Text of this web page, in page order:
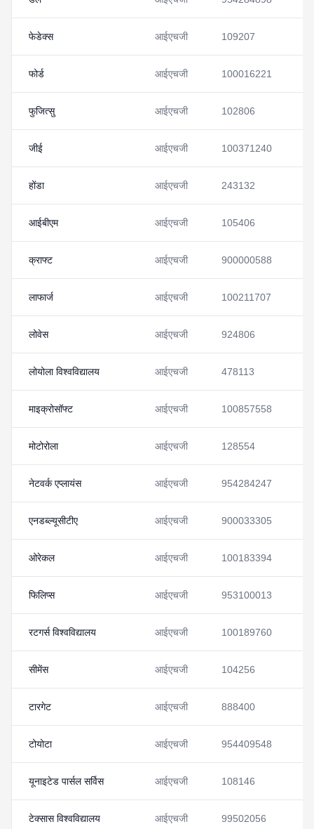
फेडेक्स आईएचजी 109207
फोर्ड आईएचजी 100016221
फुजित्सु आईएचजी 102806
जीई आईएचजी 100371240
होंडा आईएचजी 243132
आईबीएम आईएचजी 105406
क्राफ्ट आईएचजी 900000588
लाफार्ज आईएचजी 100211707
लोवेस आईएचजी 924806
लोयोला विश्वविद्यालय आईएचजी 478113
माइक्रोसॉफ्ट आईएचजी 100857558
मोटोरोला आईएचजी 128554
नेटवर्क एप्लायंस आईएचजी 954284247
एनडब्ल्यूसीटीए आईएचजी 900033305
ओरेकल आईएचजी 100183394
फिलिप्स आईएचजी 953100013
रटगर्स विश्वविद्यालय आईएचजी 100189760
सीमेंस आईएचजी 104256
टारगेट आईएचजी 888400
टोयोटा आईएचजी 954409548
यूनाइटेड पार्सल सर्विस आईएचजी 108146
टेक्सास विश्वविद्यालय आईएचजी 99502056